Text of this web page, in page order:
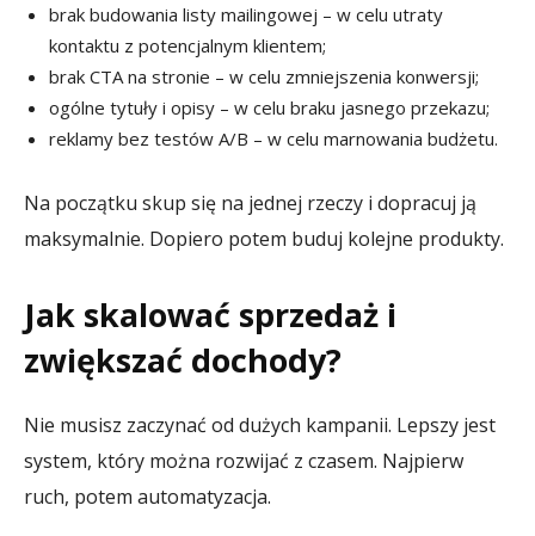
brak budowania listy mailingowej – w celu utraty
kontaktu z potencjalnym klientem;
brak CTA na stronie – w celu zmniejszenia konwersji;
ogólne tytuły i opisy – w celu braku jasnego przekazu;
reklamy bez testów A/B – w celu marnowania budżetu.
Na początku skup się na jednej rzeczy i dopracuj ją
maksymalnie. Dopiero potem buduj kolejne produkty.
Jak skalować sprzedaż i
zwiększać dochody?
Nie musisz zaczynać od dużych kampanii. Lepszy jest
system, który można rozwijać z czasem. Najpierw
ruch, potem automatyzacja.